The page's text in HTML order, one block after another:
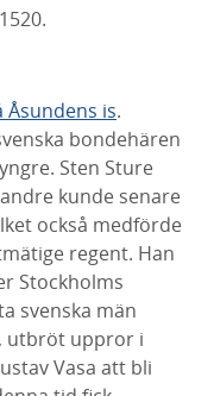
Åsundens is.
bondehären
Sten Sture
kunde senare
också medförde
regent. Han
Stockholms
svenska män
utbröt uppror i
Vasa att bli